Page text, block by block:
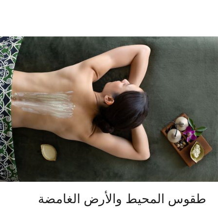
طقوس المحيط والأرض الغامضة